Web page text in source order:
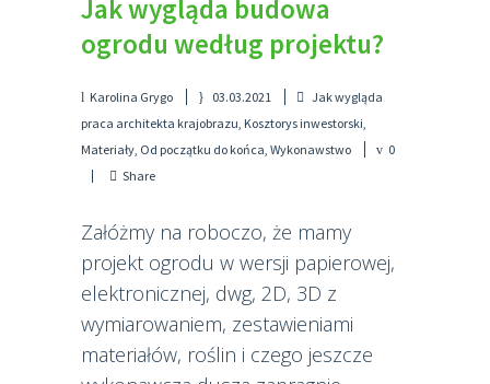
Jak wygląda budowa
ogrodu według projektu?
Karolina Grygo 03.03.2021
Jak wygląda
praca architekta krajobrazu, Kosztorys inwestorski,
Materiały, Od początku do końca, Wykonawstwo
0
Share
Załóżmy na roboczo, że mamy
projekt ogrodu w wersji papierowej,
elektronicznej, dwg, 2D, 3D z
wymiarowaniem, zestawieniami
materiałów, roślin i czego jeszcze